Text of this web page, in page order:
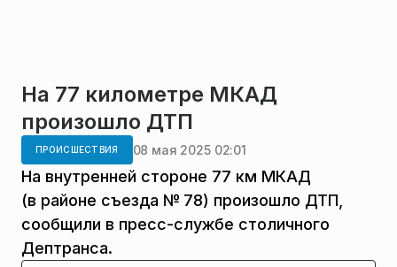
На 77 километре МКАД
произошло ДТП
ПРОИСШЕСТВИЯ 08 мая 2025 02:01
На внутренней стороне 77 км МКАД
(в районе съезда № 78) произошло ДТП,
сообщили в пресс-службе столичного
Дептранса.